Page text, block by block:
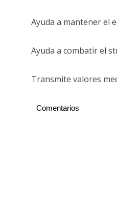
Ayuda a mantener el
Ayuda a combatir el
Transmite valores
Comentarios